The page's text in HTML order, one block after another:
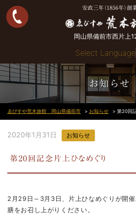
安政三年（1856年）創
岡山県備前市西片上
Select Language
お知らせ
ゑびすや荒木旅館 岡山県備前市 > お知らせ > 第20回
2020年1月31日 お知らせ
第20回記念片上ひなめぐり
2月29日～3月3日、片上ひなめぐりが開
膳をお召し上がりください。